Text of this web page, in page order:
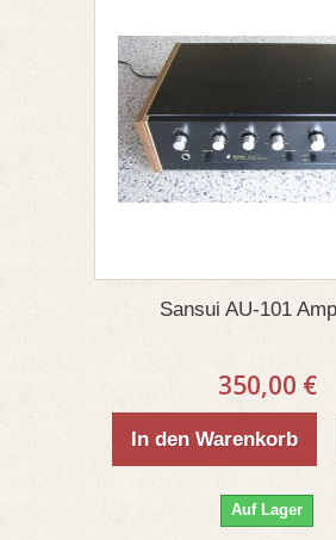
Sansui AU-101
350,00 €
In den Warenkorb
Auf Lager